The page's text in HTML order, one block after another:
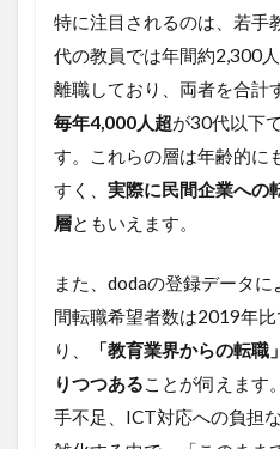
活
か
せ
る
ス
キ
3.1
📋 教
員ス
と民
間企
業で
の活
用例
4
⚠️
特に注目されるのは、若手
代の教員では年間約2,300
離職しており、両者を合計
毎年4,000人超が30代以下
す。これらの層は年齢的に
すく、 実際に民間企業への
層ともいえます。
また、dodaの登録データ
間転職希望者数は2019年
り、
「教育業界からの転
りつつある ことが伺えます
手不足、ICT対応への負担